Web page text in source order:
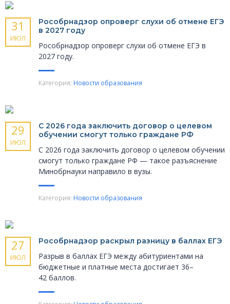
31
ИЮЛ
Рособрнадзор опроверг слухи об отмене ЕГЭ
в 2027 году
Рособрнадзор опроверг слухи об отмене ЕГЭ в
2027 году.
Категория: Новости образования
29
ИЮЛ
С 2026 года заключить договор о целевом
обучении смогут только граждане РФ
С 2026 года заключить договор о целевом обучении
смогут только граждане РФ — такое разъяснение
Минобрнауки направило в вузы.
Категория: Новости образования
27
ИЮЛ
Рособрнадзор раскрыл разницу в баллах ЕГЭ
Разрыв в баллах ЕГЭ между абитуриентами на
бюджетные и платные места достигает 36–
42 баллов.